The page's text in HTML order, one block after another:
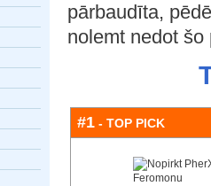
pārbaudīta,
nolemt nedot
#1 - TOP PICK